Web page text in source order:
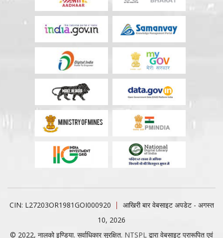
CIN: L27203OR1981GOI000920
आखिरी बार वेबसाइट अपडेट - अगस्त
10, 2026
© 2022, नालको इण्डिया. सर्वाधिकार सुरक्षित. NTSPL द्वारा वेबसाइट प्रारूपित एवं